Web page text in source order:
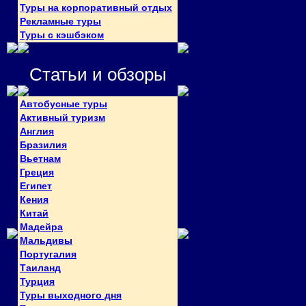
Туры на корпоративный отдых
Рекламные туры
Туры с кэшбэком
Статьи и обзоры
Автобусные туры
Активный туризм
Англия
Бразилия
Вьетнам
Греция
Египет
Кения
Китай
Мадейра
Мальдивы
Португалия
Таиланд
Турция
Туры выходного дня